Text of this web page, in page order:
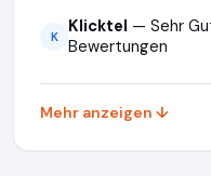
K Klicktel — Sehr
Bewertungen
Mehr anzeigen ↓